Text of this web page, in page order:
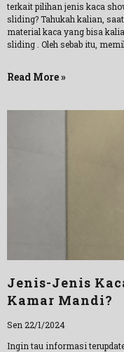
terkait pilihan jenis kaca
sliding? Tahukah kalian,
material kaca yang bisa
sliding . Oleh sebab itu,
Read More »
Jenis-Jenis
Kamar Mandi?
Sen 22/1/2024
Ingin tau informasi